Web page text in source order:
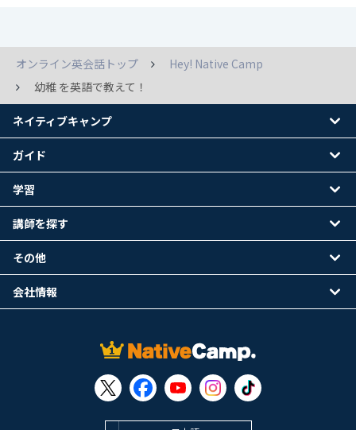
オンライン英会話トップ
Hey! Native Camp
幼稚 を英語で教えて！
ネイティブキャンプ
ガイド
学習
講師を探す
その他
会社情報